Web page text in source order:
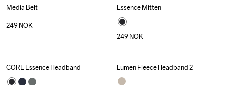
Media Belt
249 NOK
Essence Mitten
249 NOK
CORE Essence Headband Lumen Fleece Headband 2